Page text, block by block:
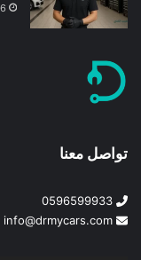
6 يونيو، 2026
تواصل معنا
0596599933
info@drmycars.com